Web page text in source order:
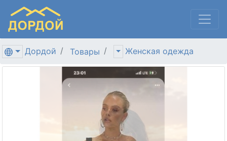
Дордой Товары Женская одежда